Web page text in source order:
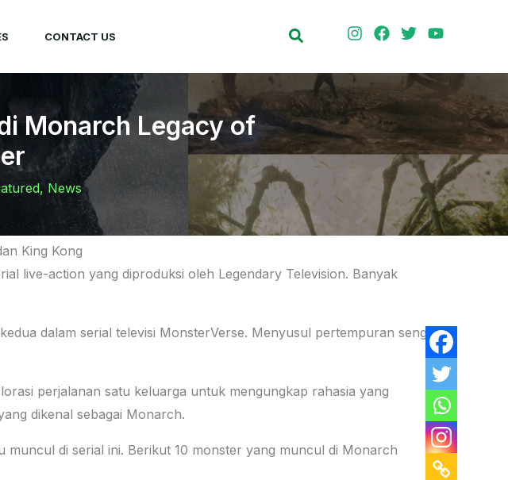
CONTACT US Search
Monarch Legacy of
, News
King Kong
live-action yang diproduksi oleh Legendary Television. Banyak
dalam serial televisi MonsterVerse. Menyusul pertempuran sengit
perjalanan satu keluarga untuk mengungkap rahasia yang
dikenal sebagai Monarch.
di serial ini. Berikut 10 monster yang muncul di Monarch